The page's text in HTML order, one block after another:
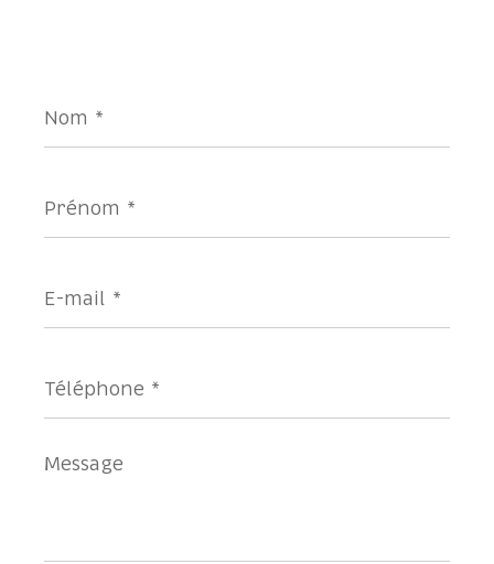
*
*
mail
*
*
Message